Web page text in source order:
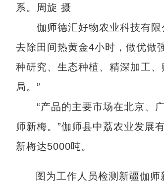
系。周旋 摄
伽师德汇好物农业科技有限
去除田间热黄金4小时，做优做
种研究、生态种植、精深加工
局。”
“产品的主要市场在北京、广
师新梅。”伽师县中荔农业发展
新梅达5000吨。
图为工作人员检测新疆伽